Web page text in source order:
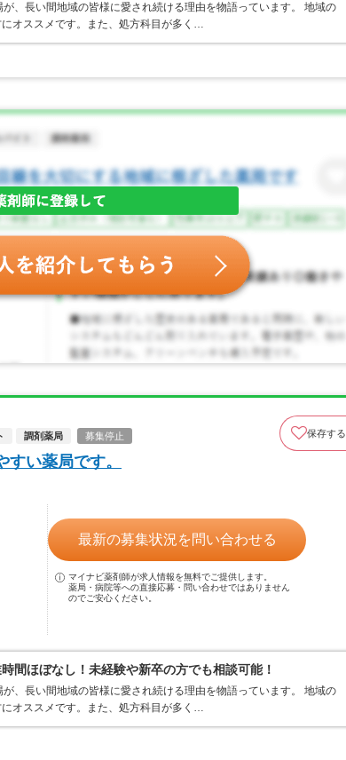
、長い間地域の皆様に愛され続ける理由を物語っています。 地域の
オススメです。また、処方科目が多く…
調剤薬局 募集停止 保存する
い薬局です。
最新の募集状況を問い合わせる
マイナビ薬剤師が求人情報を無料でご提供します。
薬局・病院等への直接応募・問い合わせではありません
のでご安心ください。
間ほぼなし！未経験や新卒の方でも相談可能！
、長い間地域の皆様に愛され続ける理由を物語っています。 地域の
オススメです。また、処方科目が多く…